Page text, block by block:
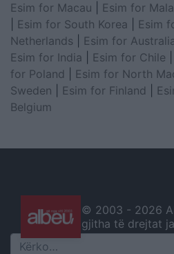
Esim for Macau
Esim for
Esim for South Korea Esim
Netherlands
Esim for
Esim for India
Esim for Chile
for Poland
Esim for North
Sweden
Esim for Finland
Belgium
© 2003 - 2026
gjitha të drejtat